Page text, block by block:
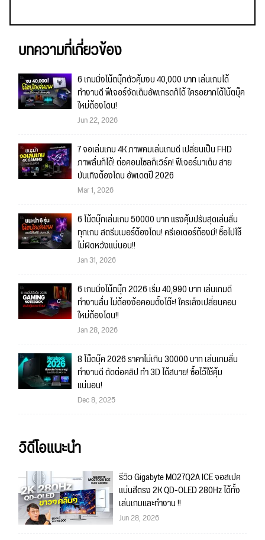
บทความที่เกี่ยวข้อง
6 เกมมิ่งโน้ตบุ๊กตัวคุ้มงบ 40,000 บาท เล่นเกมได้
ทำงานดี ฟีเจอร์จัดเต็มอัพเกรดก็ได้ ใครอยากได้โน้ตบุ๊ค
ใหม่ต้องโดน!
Jun 22, 2026
7 จอเล่นเกม 4K ภาพคมเล่นเกมดี เปลี่ยนเป็น FHD
ภาพลื่นก็ได้! ต่อคอนโซลก็เวิร์ค! ฟีเจอร์มาเต็ม สาย
บันเทิงต้องโดน อัพเดตปี 2026
Mar 1, 2026
6 โน้ตบุ๊กเล่นเกม 50000 บาท แรงคุ้มปรับสุดเล่นลื่น
ทุกเกม สตรีมเมอร์ต้องโดน! ครีเอเตอร์ต้องมี! ซื้อไปใช้
ไม่ผิดหวังแน่นอน!!
Jan 31, 2026
6 เกมมิ่งโน้ตบุ๊ก 2026 เริ่ม 40,990 บาท เล่นเกมดี
ทำงานลื่น ไม่ต้องง้อคอมตั้งโต๊ะ! ใครเล็งเปลี่ยนคอม
ใหม่ต้องโดน!!
Jan 28, 2026
8 โน๊ตบุ๊ค 2026 ราคาไม่เกิน 30000 บาท เล่นเกมลื่น
ทำงานดี ตัดต่อคลิป ทำ 3D ได้สบาย! ซื้อไว้ใช้คุ้ม
แน่นอน!
Dec 8, 2025
วิดีโอแนะนำ
รีวิว Gigabyte MO27Q2A ICE จอสเปค
แน่นสีตรง 2K QD-OLED 280Hz ได้ทั้ง
เล่นเกมและทำงาน !!
Jun 28, 2026